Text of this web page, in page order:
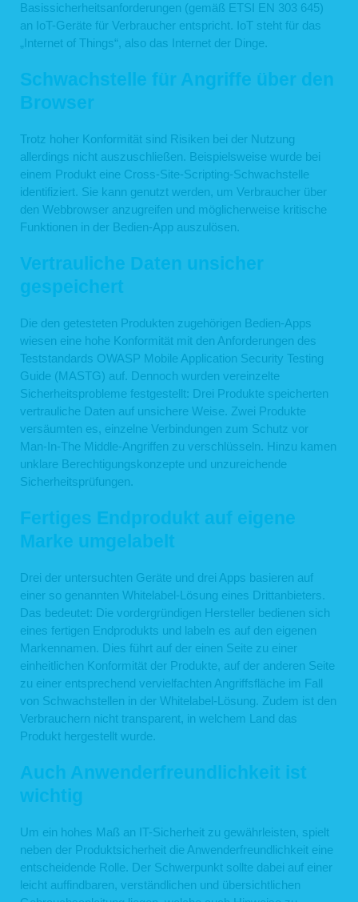
Basissicherheitsanforderungen (gemäß ETSI EN 303 645)
an IoT-Geräte für Verbraucher entspricht. IoT steht für das
„Internet of Things“, also das Internet der Dinge.
Schwachstelle für Angriffe über den
Browser
Trotz hoher Konformität sind Risiken bei der Nutzung
allerdings nicht auszuschließen. Beispielsweise wurde bei
einem Produkt eine Cross-Site-Scripting-Schwachstelle
identifiziert. Sie kann genutzt werden, um Verbraucher über
den Webbrowser anzugreifen und möglicherweise kritische
Funktionen in der Bedien-App auszulösen.
Vertrauliche Daten unsicher
gespeichert
Die den getesteten Produkten zugehörigen Bedien-Apps
wiesen eine hohe Konformität mit den Anforderungen des
Teststandards OWASP Mobile Application Security Testing
Guide (MASTG) auf. Dennoch wurden vereinzelte
Sicherheitsprobleme festgestellt: Drei Produkte speicherten
vertrauliche Daten auf unsichere Weise. Zwei Produkte
versäumten es, einzelne Verbindungen zum Schutz vor
Man-In-The Middle-Angriffen zu verschlüsseln. Hinzu kamen
unklare Berechtigungskonzepte und unzureichende
Sicherheitsprüfungen.
Fertiges Endprodukt auf eigene
Marke umgelabelt
Drei der untersuchten Geräte und drei Apps basieren auf
einer so genannten Whitelabel-Lösung eines Drittanbieters.
Das bedeutet: Die vordergründigen Hersteller bedienen sich
eines fertigen Endprodukts und labeln es auf den eigenen
Markennamen. Dies führt auf der einen Seite zu einer
einheitlichen Konformität der Produkte, auf der anderen Seite
zu einer entsprechend vervielfachten Angriffsfläche im Fall
von Schwachstellen in der Whitelabel-Lösung. Zudem ist den
Verbrauchern nicht transparent, in welchem Land das
Produkt hergestellt wurde.
Auch Anwenderfreundlichkeit ist
wichtig
Um ein hohes Maß an IT-Sicherheit zu gewährleisten, spielt
neben der Produktsicherheit die Anwenderfreundlichkeit eine
entscheidende Rolle. Der Schwerpunkt sollte dabei auf einer
leicht auffindbaren, verständlichen und übersichtlichen